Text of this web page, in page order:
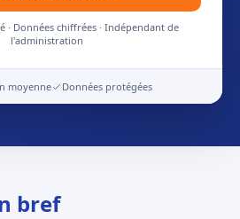
· Données chiffrées · Indépendant de
l'administration
moyenne Données protégées
bref